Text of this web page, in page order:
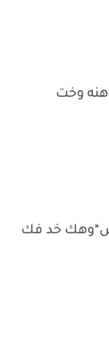
هنه وخت
خد فك